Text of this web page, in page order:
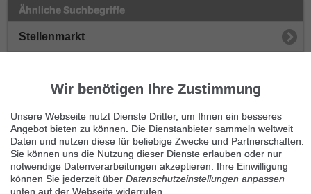
Ähnliche Suchbegriffe
Stellenmarkt
Büroarbeit
Sonstige Nebenjobs
Onlinetätigkeit
Vertrieb
Wir benötigen Ihre Zustimmung
Unsere Webseite nutzt Dienste Dritter, um Ihnen ein besseres
Angebot bieten zu können. Die Dienstanbieter sammeln weltweit
Daten und nutzen diese für beliebige Zwecke und Partnerschaften.
Sie können uns die Nutzung dieser Dienste erlauben oder nur
notwendige Datenverarbeitungen akzeptieren. Ihre Einwilligung
können Sie jederzeit über Datenschutzeinstellungen anpassen
unten auf der Webseite widerrufen.